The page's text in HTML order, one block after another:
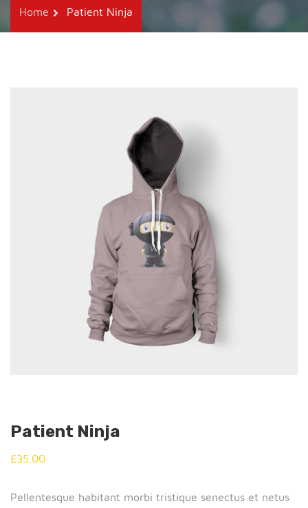
Home Patient Ninja
Patient Ninja
£35.00
Pellentesque habitant morbi tristique senectus et netus